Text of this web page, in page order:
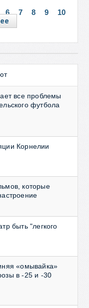
6 7 8 9
10
все проблемы
футбола
Корнелии
которые
быть "легкого
«омывайка»
в -25 и -30